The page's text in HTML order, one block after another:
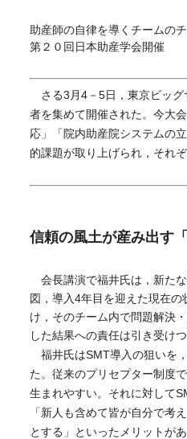
助産師の自律を導くチームの
第２０回日本助産学会開催
さる3月4－5日，東京ビッグ
者を集めて開催された。今大
応」「院内助産院システムの
的課題が取り上げられ，それ
信頼の風土が産み出す「
会長講演で福井氏は，新た
図，導入4年目を迎えた現在
け，そのチーム内で問題解決
した結果への責任は引き受け
福井氏はSMT導入の狙いを
た。従来のプリセプター制度
生まれやすい。それに対して
「新人も含めて皆が自分で考
とする」といったメリットが